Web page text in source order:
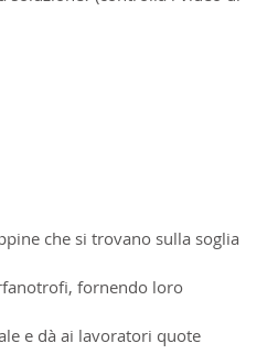
che si trovano sulla soglia
fornendo loro
e dà ai lavoratori quote